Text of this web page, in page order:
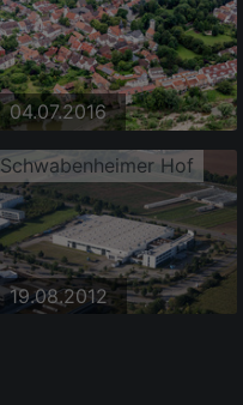
04.07.2016
Schwabenheimer Hof
19.08.2012